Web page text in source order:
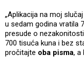
„Aplikacija na moj
u sedam godina vratila
presude o
700 tisuća kuna i bez
pročitajte oba pisma, a